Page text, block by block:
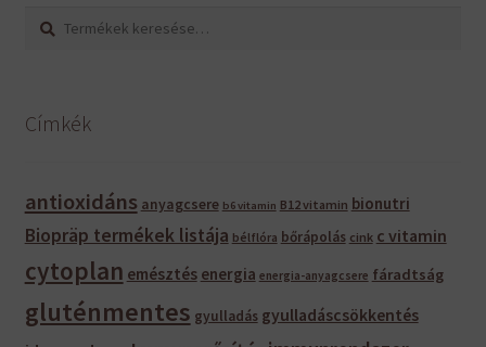
Keresés
Keresés
Címkék
antioxidáns anyagcsere b6 vitamin B12 vitamin bionutri
Biopräp termékek listája bélflóra bőrápolás cink c vitamin
cytoplan emésztés energia energia-anyagcsere fáradtság
gluténmentes gyulladás gyulladáscsökkentés